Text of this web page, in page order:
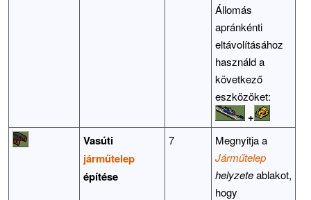
Állomás
apránkénti
eltávolításához
használd a
következő
eszközöket:
+
Vasúti
járműtelep
építése
7
Megnyitja a
Járműtelep
helyzeteablakot,
hogy